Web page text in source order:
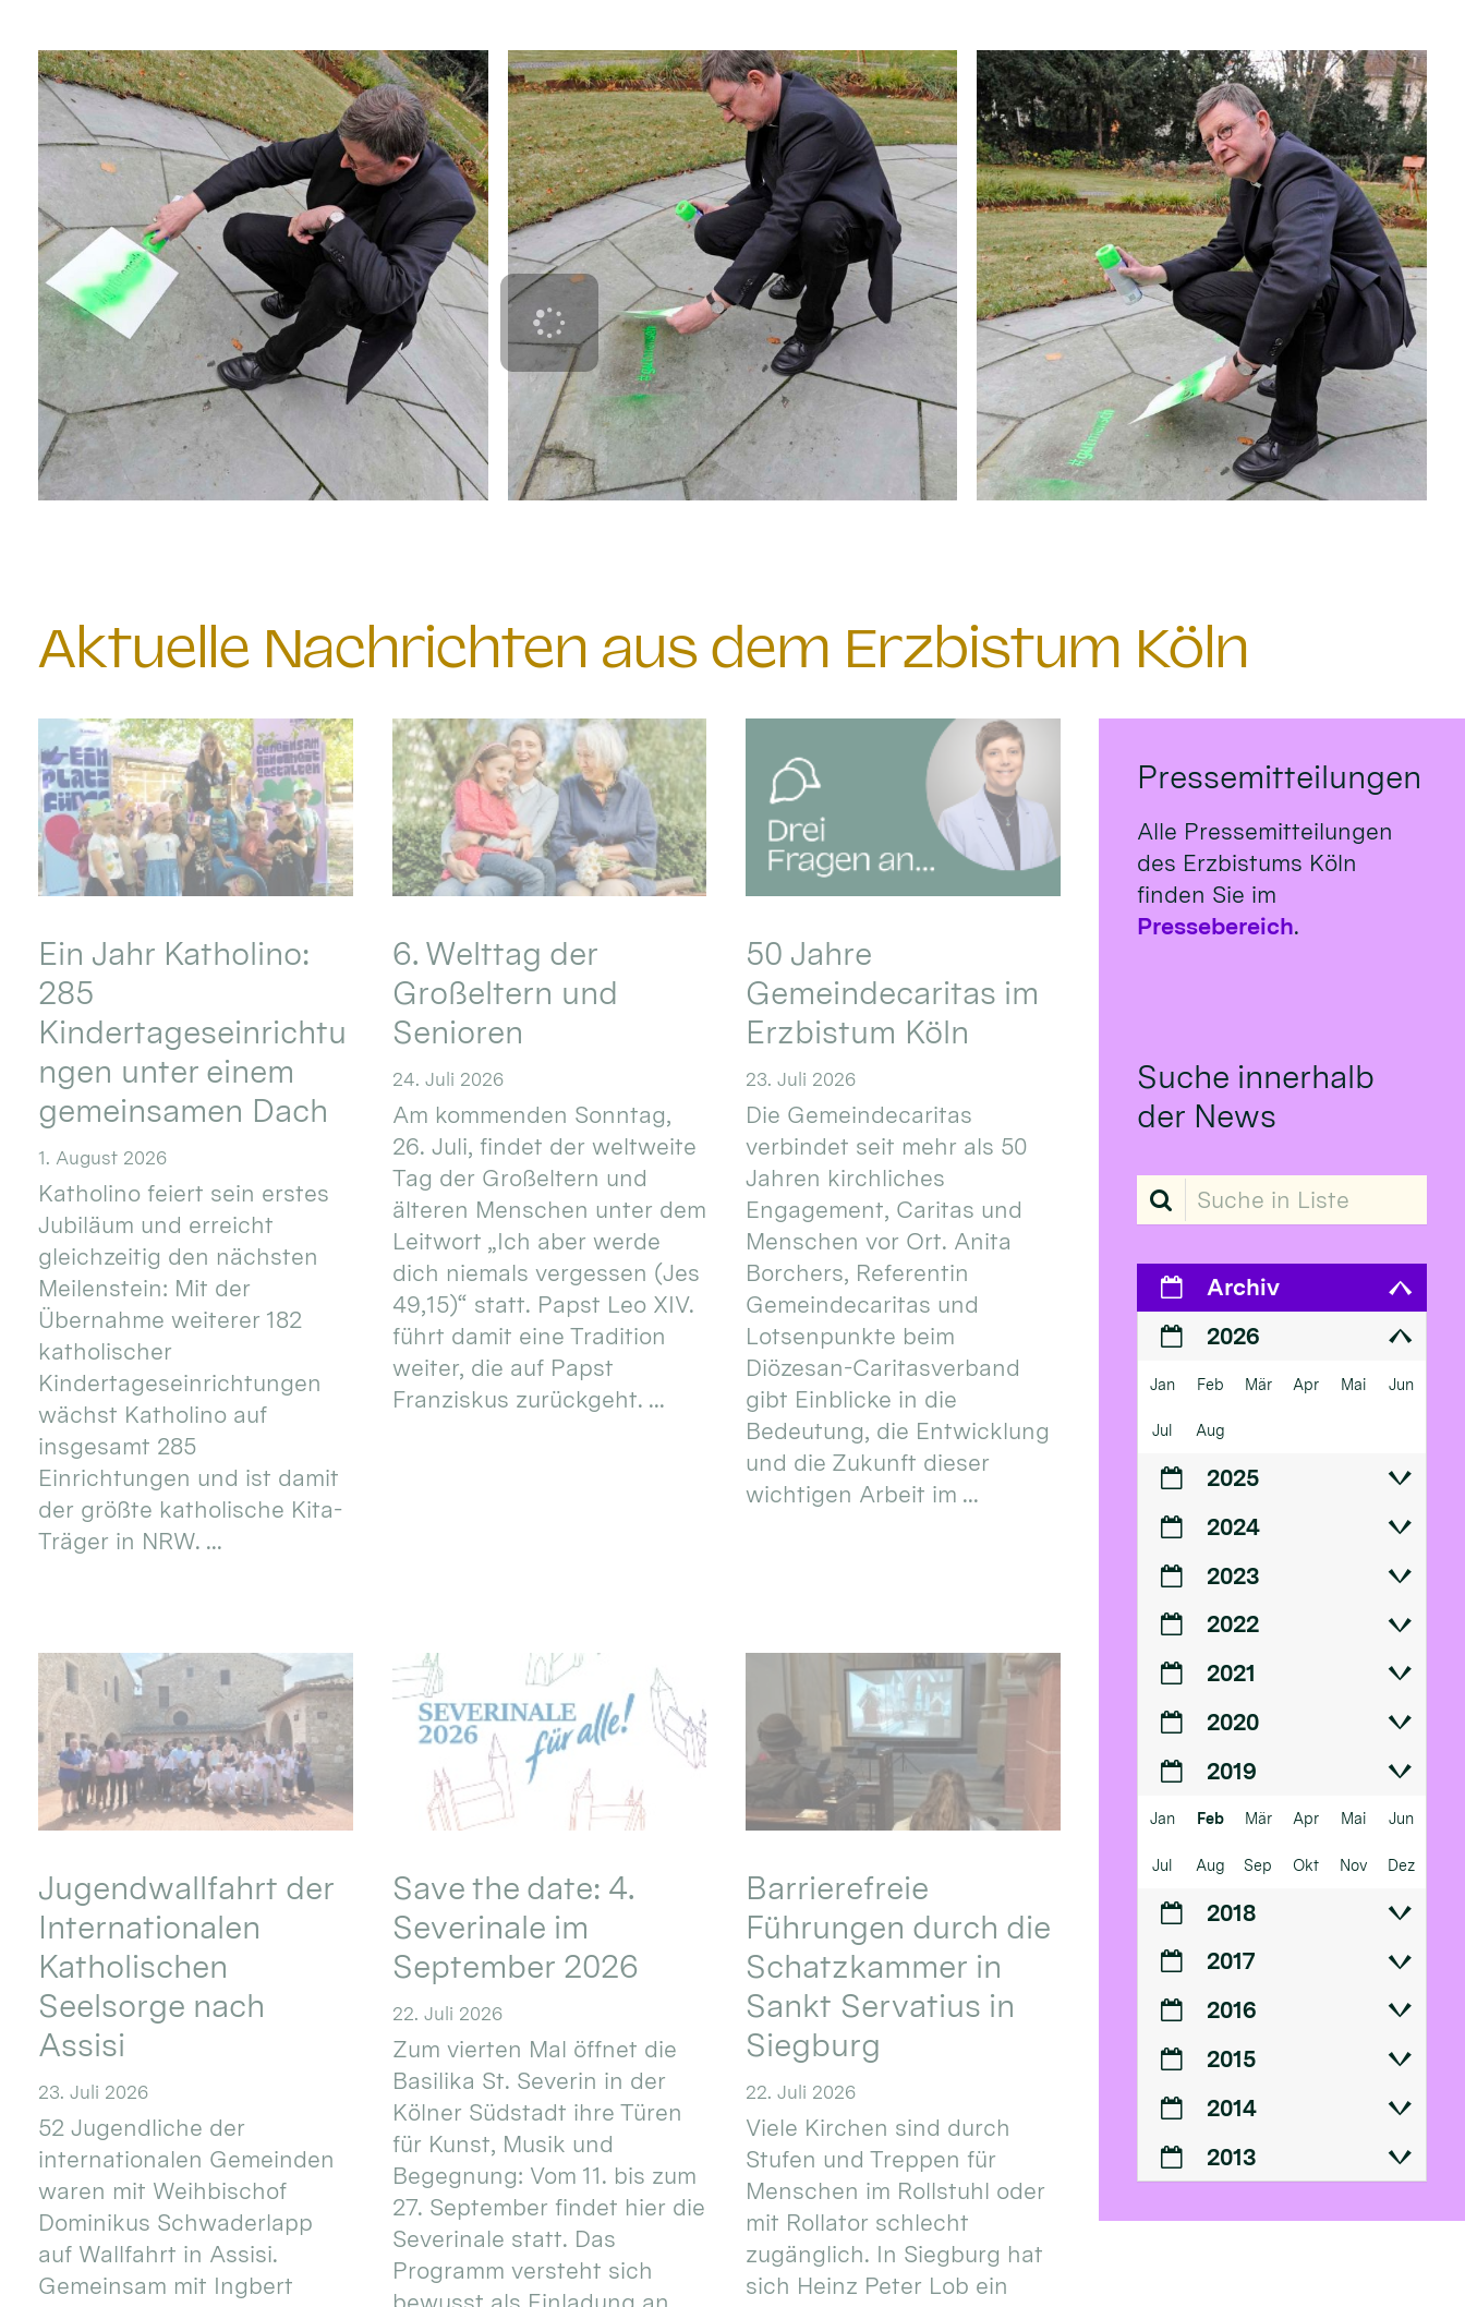
Aktuelle Nachrichten aus dem Erzbistum Köln
Ein Jahr Katholino:
285
Kindertageseinrichtu
ngen unter einem
gemeinsamen Dach
1. August 2026
Katholino feiert sein erstes
Jubiläum und erreicht
gleichzeitig den nächsten
Meilenstein: Mit der
Übernahme weiterer 182
katholischer
Kindertageseinrichtungen
wächst Katholino auf
insgesamt 285
Einrichtungen und ist damit
der größte katholische Kita-
Träger in NRW. ...
6. Welttag der
Großeltern und
Senioren
24. Juli 2026
Am kommenden Sonntag,
26. Juli, findet der weltweite
Tag der Großeltern und
älteren Menschen unter dem
Leitwort „Ich aber werde
dich niemals vergessen (Jes
49,15)“ statt. Papst Leo XIV.
führt damit eine Tradition
weiter, die auf Papst
Franziskus zurückgeht. ...
50 Jahre
Gemeindecaritas im
Erzbistum Köln
23. Juli 2026
Die Gemeindecaritas
verbindet seit mehr als 50
Jahren kirchliches
Engagement, Caritas und
Menschen vor Ort. Anita
Borchers, Referentin
Gemeindecaritas und
Lotsenpunkte beim
Diözesan-Caritasverband
gibt Einblicke in die
Bedeutung, die Entwicklung
und die Zukunft dieser
wichtigen Arbeit im ...
Jugendwallfahrt der
Internationalen
Katholischen
Seelsorge nach
Assisi
23. Juli 2026
52 Jugendliche der
internationalen Gemeinden
waren mit Weihbischof
Dominikus Schwaderlapp
auf Wallfahrt in Assisi.
Gemeinsam mit Ingbert
Save the date: 4.
Severinale im
September 2026
22. Juli 2026
Zum vierten Mal öffnet die
Basilika St. Severin in der
Kölner Südstadt ihre Türen
für Kunst, Musik und
Begegnung: Vom 11. bis zum
27. September findet hier die
Severinale statt. Das
Programm versteht sich
Barrierefreie
Führungen durch die
Schatzkammer in
Sankt Servatius in
Siegburg
22. Juli 2026
Viele Kirchen sind durch
Stufen und Treppen für
Menschen im Rollstuhl oder
mit Rollator schlecht
zugänglich. In Siegburg hat
sich Heinz Peter Lob ein
Pressemitteilungen
Alle Pressemitteilungen
des Erzbistums Köln
finden Sie im
Pressebereich.
Suche innerhalb
der News
Suche in Liste
Archiv
2026
Jan Feb Mär Apr Mai Jun
Jul Aug
2025
2024
2023
2022
2021
2020
2019
Jan Feb Mär Apr Mai Jun
Jul Aug Sep Okt Nov Dez
2018
2017
2016
2015
2014
2013